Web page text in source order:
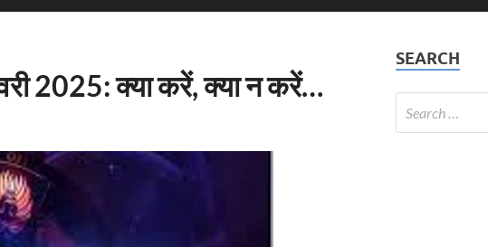
2025: क्या करें, क्या न करें…
SEARCH